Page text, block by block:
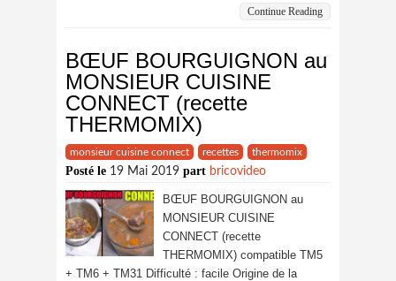
Continue Reading
BŒUF BOURGUIGNON au
MONSIEUR CUISINE
CONNECT (recette
THERMOMIX)
monsieur cuisine connect recettes thermomix
Posté le 19 Mai 2019 part bricovideo
BŒUF BOURGUIGNON au
MONSIEUR CUISINE
CONNECT (recette
THERMOMIX) compatible TM5
+ TM6 + TM31 Difficulté : facile Origine de la